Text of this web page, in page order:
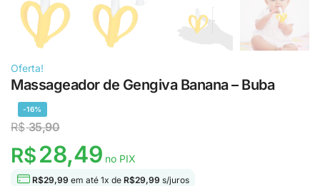
Oferta!
Massageador de Gengiva Banana – Buba
-16%
R$35,90
R$28,49 no PIX
R$29,99 em até 1x de R$29,99 s/juros